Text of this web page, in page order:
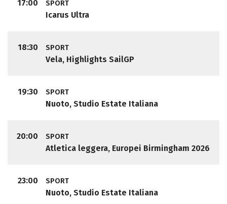
17:00 SPORT
Icarus Ultra
18:30 SPORT
Vela, Highlights SailGP
19:30 SPORT
Nuoto, Studio Estate Italiana
20:00 SPORT
Atletica leggera, Europei Birmingham 2026
23:00 SPORT
Nuoto, Studio Estate Italiana